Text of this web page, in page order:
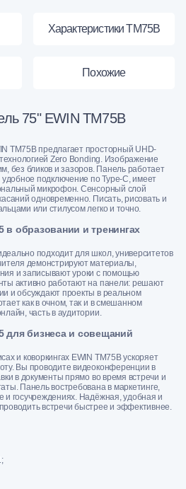
Характеристики TM75B
Похожие
75" EWIN TM75B
TM75B предлагает просторный UHD-
Zero Bonding. Изображение
без бликов и зазоров. Панель работает
подключение по Type-C, имеет
микрофон. Сенсорный слой
одновременно. Писать, рисовать и
или стилусом легко и точно.
в образовании и тренингах
подходит для школ, университетов
демонстрируют материалы,
и записывают уроки с помощью
активно работают на панели: решают
и обсуждают проекты в реальном
как в очном, так и в смешанном
часть в аудитории.
для бизнеса и совещаний
и коворкингах EWIN TM75B ускоряет
Вы проводите видеоконференции в
в документы прямо во время встречи и
Панель востребована в маркетинге,
и госучреждениях. Надёжная, удобная и
встречи быстрее и эффективнее.